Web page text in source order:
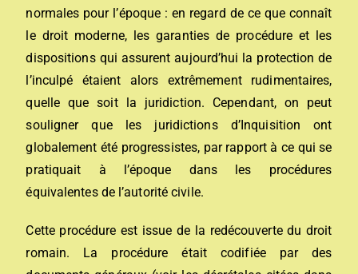
normales pour l’époque : en regard de ce que connaît
le droit moderne, les garanties de procédure et les
dispositions qui assurent aujourd’hui la protection de
l’inculpé étaient alors extrêmement rudimentaires,
quelle que soit la juridiction. Cependant, on peut
souligner que les juridictions d’Inquisition ont
globalement été progressistes, par rapport à ce qui se
pratiquait à l’époque dans les procédures
équivalentes de l’autorité civile.
Cette procédure est issue de la redécouverte du droit
romain. La procédure était codifiée par des